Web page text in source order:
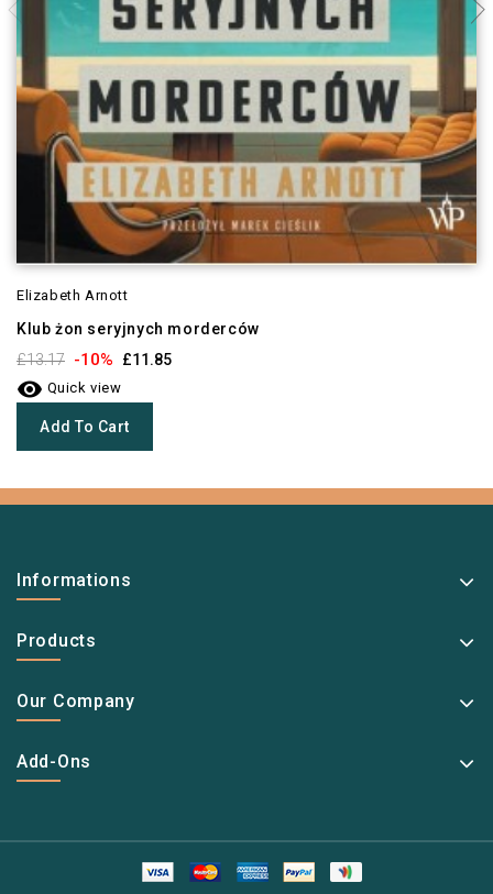
Elizabeth Arnott
Klub żon seryjnych morderców
£13.17 -10% £11.85
 Quick view
Add To Cart
Informations
Products
Our Company
Add-Ons